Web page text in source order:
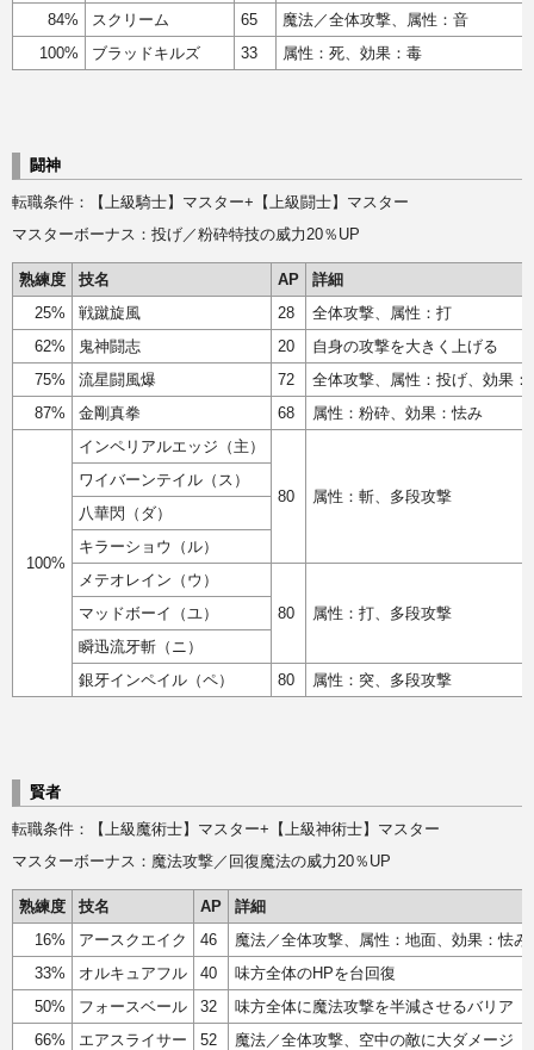
84% スクリーム 65
魔法／全体攻撃、属性：音
100%
ブラッドキルズ 33 属性：死、効果：毒
闘神
転職条件：【上級騎士】マスター+【上級闘士】マスター
マスターボーナス：投げ／粉砕特技の威力20％UP
熟練度 技名 AP
詳細
25%
戦蹴旋風 28
全体攻撃、属性：打
62%
鬼神闘志 20
自身の攻撃を大きく上げる
75%
流星闘風爆 72
全体攻撃、属性：投げ、効果：
87%
金剛真拳 68 属性：粉砕、効果：怯み
100%
インペリアルエッジ（主）
80 属性：斬、多段攻撃
ワイバーンテイル（ス）
八華閃（ダ）
キラーショウ（ル）
メテオレイン（ウ）
80
属性：打、多段攻撃
マッドボーイ（ユ）
瞬迅流牙斬（ニ）
銀牙インペイル（ペ）
80 属性：突、多段攻撃
賢者
転職条件：【上級魔術士】マスター+【上級神術士】マスター
マスターボーナス：魔法攻撃／回復魔法の威力20％UP
熟練度 技名 AP
詳細
16%
アースクエイク 46
魔法／全体攻撃、属性：地面、効果：怯み
33%
オルキュアフル 40
味方全体のHPを台回復
50%
フォースベール 32
味方全体に魔法攻撃を半減させるバリア
66%
エアスライサー 52
魔法／全体攻撃、空中の敵に大ダメージ